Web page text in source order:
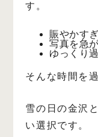
す。
賑やかす
写真を急
ゆっくり
そんな時間を
雪の日の金沢
い選択です。